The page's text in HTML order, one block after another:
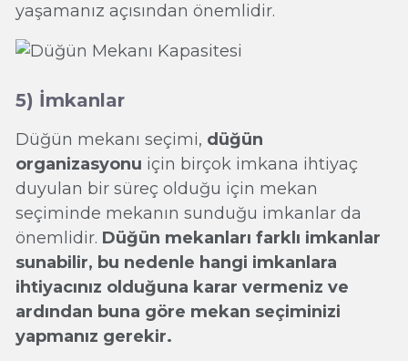
yaşamanız açısından önemlidir.
5) İmkanlar
Düğün mekanı seçimi, düğün
organizasyonu için birçok imkana ihtiyaç
duyulan bir süreç olduğu için mekan
seçiminde mekanın sunduğu imkanlar da
önemlidir. Düğün mekanları farklı imkanlar
sunabilir, bu nedenle hangi imkanlara
ihtiyacınız olduğuna karar vermeniz ve
ardından buna göre mekan seçiminizi
yapmanız gerekir.